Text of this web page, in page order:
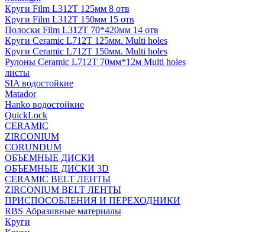
Круги Film L312T 125мм 8 отв
Круги Film L312T 150мм 15 отв
Полоски Film L312T 70*420мм 14 отв
Круги Ceramic L712T 125мм. Multi holes
Круги Ceramic L712T 150мм. Multi holes
Рулоны Ceramic L712T 70мм*12м Multi holes
листы
SIA водостойкие
Matador
Hanko водостойкие
QuickLock
CERAMIC
ZIRCONIUM
СORUNDUM
ОБЪЕМНЫЕ ДИСКИ
ОБЪЕМНЫЕ ДИСКИ 3D
CERAMIC BELT ЛЕНТЫ
ZIRCONIUM BELT ЛЕНТЫ
ПРИСПОСОБЛЕНИЯ И ПЕРЕХОДНИКИ
RBS Абразивные материалы
Круги